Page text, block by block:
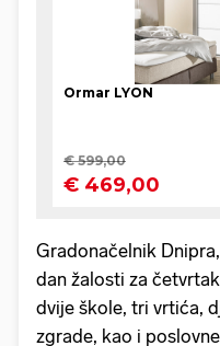
Gradonačelnik Dnipra,
dan žalosti za
dvije škole, tri vrtića,
zgrade, kao i